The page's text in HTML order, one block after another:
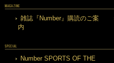
MAGAZINE
雑誌『Number』購読のご案
内
SPECIAL
Number SPORTS OF THE